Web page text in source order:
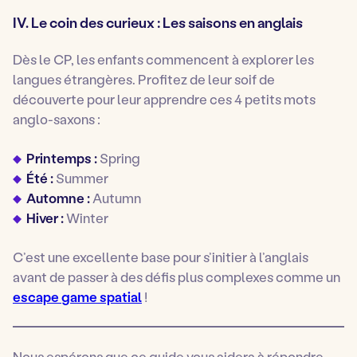
IV. Le coin des curieux : Les saisons en anglais
Dès le CP, les enfants commencent à explorer les
langues étrangères. Profitez de leur soif de
découverte pour leur apprendre ces 4 petits mots
anglo-saxons :
Printemps :Spring
Été :Summer
Automne :Autumn
Hiver :Winter
C’est une excellente base pour s’initier à l’anglais
avant de passer à des défis plus complexes comme un
escape game spatial!